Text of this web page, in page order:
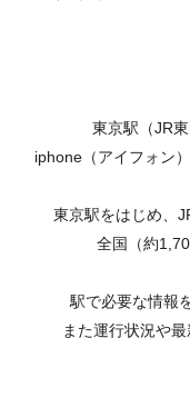
東京駅（JR
iphone（アイフォン
東京駅をはじめ、
全国（約
駅で必要な情報
また運行状況や